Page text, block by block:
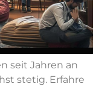
seit Jahren an
stetig. Erfahre